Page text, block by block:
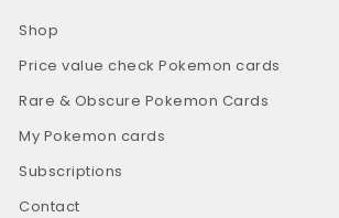
Shop
Price value check Pokemon cards
Rare & Obscure Pokemon Cards
My Pokemon cards
Subscriptions
Contact